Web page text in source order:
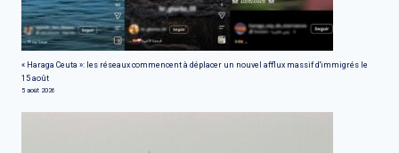
« Haraga Ceuta »: les réseaux commencent à déplacer un nouvel afflux massif d'immigrés le
15 août
5 août 2026